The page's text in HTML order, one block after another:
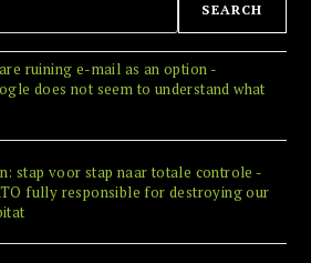
SEARCH
ruining e-mail as an option -
does not seem to understand what
stap voor stap naar totale controle -
fully responsible for destroying our